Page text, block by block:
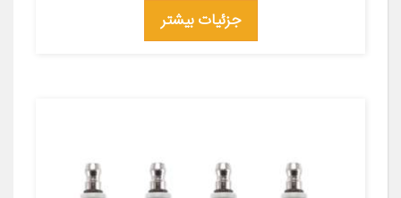
جزئیات بیشتر